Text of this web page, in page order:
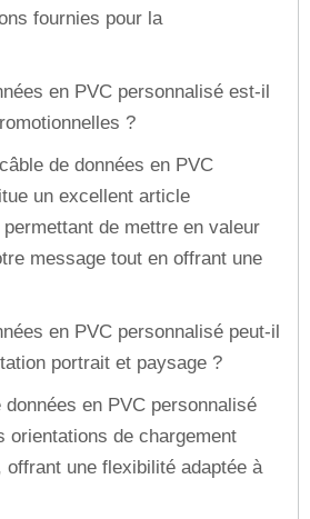
fournies pour la
en PVC personnalisé est-il
?
de données en PVC
un excellent article
de mettre en valeur
message tout en offrant une
en PVC personnalisé peut-il
portrait et paysage ?
en PVC personnalisé
orientations de chargement
offrant une flexibilité adaptée à